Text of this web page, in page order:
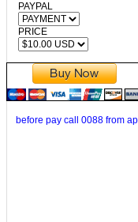
PAYPAL
PRICE
before pay call 0088 from